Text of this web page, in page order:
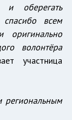
оберегать
спасибо всем
волонтёра
участница
региональным